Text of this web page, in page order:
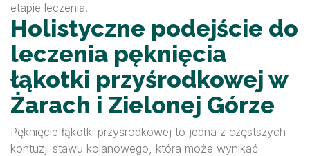
etapie leczenia.
Holistyczne podejście do
leczenia pęknięcia
łąkotki przyśrodkowej w
Żarach i Zielonej Górze
Pęknięcie łąkotki przyśrodkowej to jedna z częstszych
kontuzji stawu kolanowego, która może wynikać